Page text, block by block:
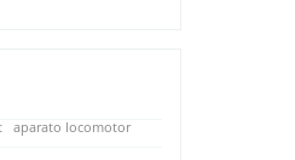
aparato locomotor